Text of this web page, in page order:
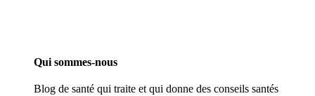
Qui sommes-nous
Blog de santé qui traite et qui donne des conseils santés